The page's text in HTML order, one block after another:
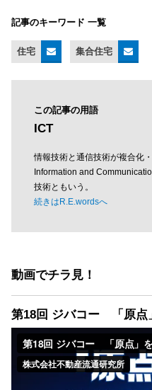
記事のキーワード 一覧
住宅 集合住宅
この記事の用語
ICT
情報技術と通信技術が複合化
Information and
技術ともいう。
続きはR.E.wordsへ
動画でチラ見！
第18回 ジバコー 「原点